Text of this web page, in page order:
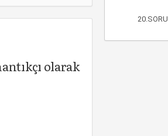
olarak
20.SORU